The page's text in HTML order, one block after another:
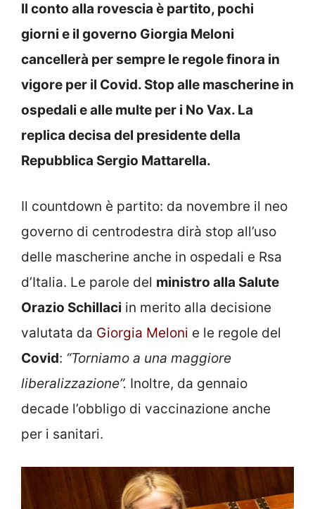
Il conto alla rovescia è partito, pochi
giorni e il governo Giorgia Meloni
cancellerà per sempre le regole finora in
vigore per il Covid. Stop alle mascherine in
ospedali e alle multe per i No Vax. La
replica decisa del presidente della
Repubblica Sergio Mattarella.
Il countdown è partito: da novembre il neo
governo di centrodestra dirà stop all’uso
delle mascherine anche in ospedali e Rsa
d’Italia. Le parole del ministro alla Salute
Orazio Schillaci in merito alla decisione
valutata da Giorgia Meloni e le regole del
Covid: “Torniamo a una maggiore
liberalizzazione”. Inoltre, da gennaio
decade l’obbligo di vaccinazione anche
per i sanitari.